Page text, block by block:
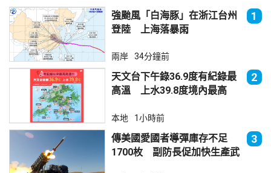
強颱風「白海豚」在浙江台州
登陸 上海落暴雨
1
兩岸 34分鐘前
天文台下午錄36.9度有紀錄最
高溫 上水39.8度境內最高
2
本地 1小時前
傳美國愛國者導彈庫存不足
1700枚 副防長促加快生產武
3